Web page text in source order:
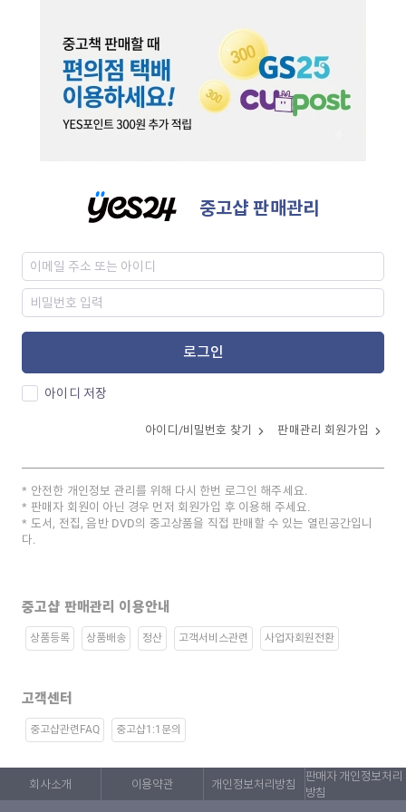
중고샵 판매관리
로그인
아이디 저장
아이디/비밀번호 찾기 판매관리 회원가입
안전한 개인정보 관리를 위해 다시 한번 로그인 해주세요.
판매자 회원이 아닌 경우 먼저 회원가입 후 이용해 주세요.
도서, 전집, 음반 DVD의 중고상품을 직접 판매할 수 있는 열린공간입니
다.
중고샵 판매관리 이용안내
상품등록 상품배송 정산 고객서비스관련 사업자회원전환
고객센터
중고샵관련FAQ 중고샵1:1문의
회사소개 이용약관 개인정보처리방침
판매자 개인정보처리
방침